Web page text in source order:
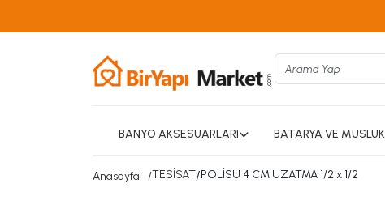
BANYO AKSESUARLARI BATARYA VE MUSLUK
Anasayfa TESİSAT/POLİSU 4 CM UZATMA 1/2 x 1/2